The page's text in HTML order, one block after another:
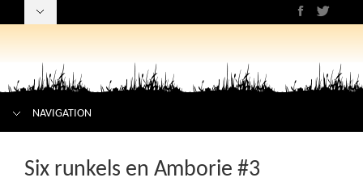
NAVIGATION
Six runkels en Amborie #3